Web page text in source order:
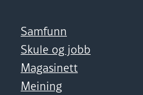
Samfunn
Skule og jobb
Magasinett
Meining